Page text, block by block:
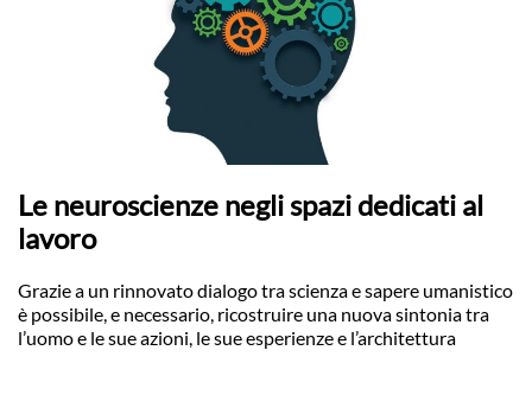
Le neuroscienze negli spazi dedicati al
lavoro
Grazie a un rinnovato dialogo tra scienza e sapere umanistico
è possibile, e necessario, ricostruire una nuova sintonia tra
l’uomo e le sue azioni, le sue esperienze e l’architettura